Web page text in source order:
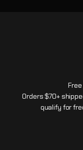
Orders $70+
qualify for